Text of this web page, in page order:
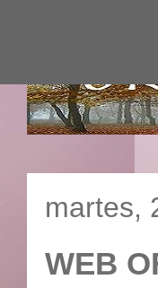
martes,
WEB